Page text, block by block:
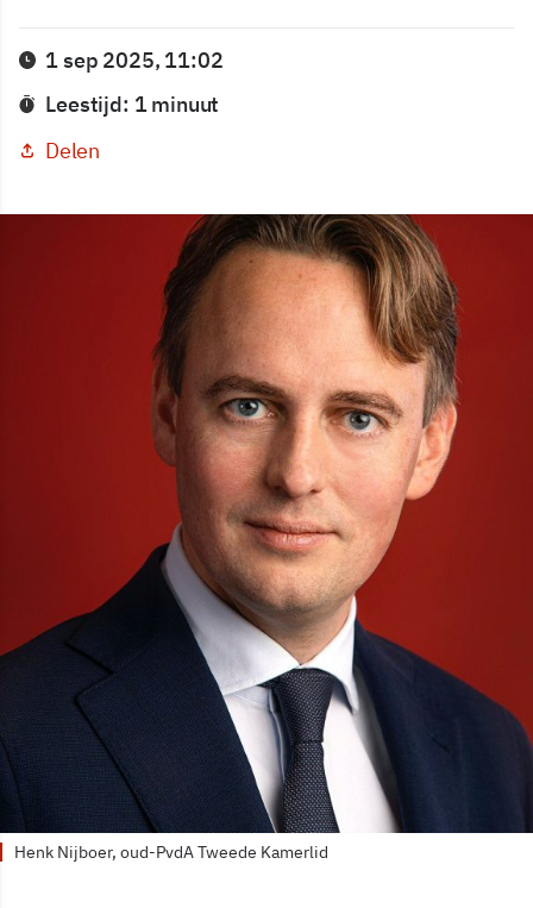
1 sep 2025, 11:02
Leestijd: 1 minuut
Delen
Henk Nijboer, oud-PvdA Tweede Kamerlid